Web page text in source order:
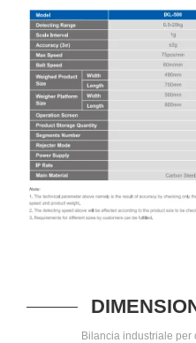
Bilancia industriale